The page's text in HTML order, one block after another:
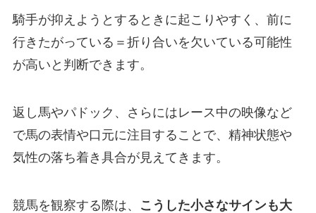
騎手が抑えようとするときに起こりやすく、前に
行きたがっている＝折り合いを欠いている可能性
が高いと判断できます。
返し馬やパドック、さらにはレース中の映像など
で馬の表情や口元に注目することで、精神状態や
気性の落ち着き具合が見えてきます。
競馬を観察する際は、
こうした小さなサインも大